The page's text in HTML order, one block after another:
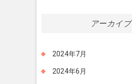
アーカイブ
2024年7月
2024年6月